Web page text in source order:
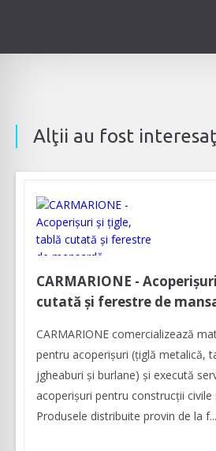
Alţii au fost
CARMARIONE -
cutată și ferestre de
CARMARIONE comercializează
pentru acoperișuri (țiglă metalică,
jgheaburi și burlane) și execută
acoperișuri pentru construcții civile
Produsele distribuite provin de la f...